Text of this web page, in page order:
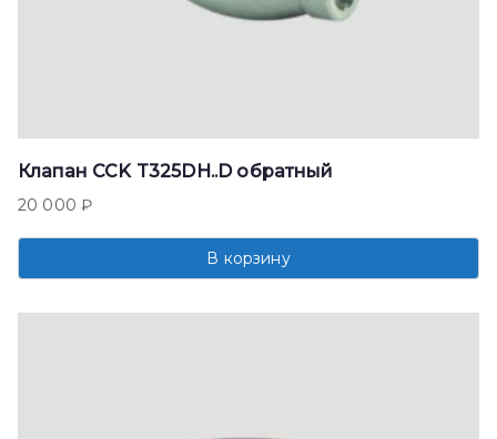
Клапан CCK T325DH..D обратный
20 000₽
В корзину